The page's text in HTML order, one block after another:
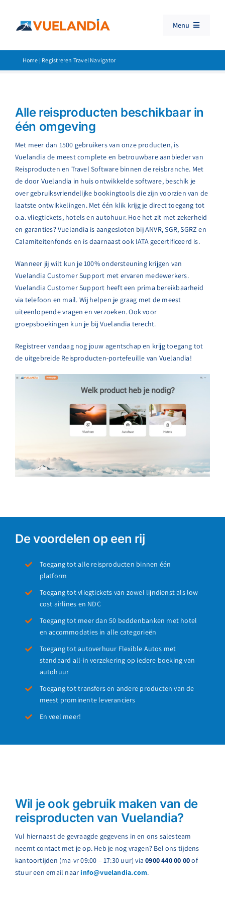
inhoud
Menu
Travel Booking Software
Customer Support
Zoeken
naar:
Home | Registreren Travel Navigator
Alle reisproducten beschikbaar in
één omgeving
Met meer dan 1500 gebruikers van onze producten, is
Vuelandia de meest complete en betrouwbare aanbieder van
Reisproducten en Travel Software binnen de reisbranche. Met
de door Vuelandia in huis ontwikkelde software, beschik je
over gebruiksvriendelijke bookingtools die zijn voorzien van de
laatste ontwikkelingen. Met één klik krijg je direct toegang tot
o.a. vliegtickets, hotels en autohuur. Hoe het zit met zekerheid
en garanties? Vuelandia is aangesloten bij ANVR, SGR, SGRZ en
Calamiteitenfonds en is daarnaast ook IATA gecertificeerd is.
Wanneer jij wilt kun je 100% ondersteuning krijgen van
Vuelandia Customer Support met ervaren medewerkers.
Vuelandia Customer Support heeft een prima bereikbaarheid
via telefoon en mail. Wij helpen je graag met de meest
uiteenlopende vragen en verzoeken. Ook voor
groepsboekingen kun je bij Vuelandia terecht.
Registreer vandaag nog jouw agentschap en krijg toegang tot
de uitgebreide Reisproducten-portefeuille van Vuelandia!
De voordelen op een rij
Toegang tot alle reisproducten binnen één
platform
Toegang tot vliegtickets van zowel lijndienst als low
cost airlines en NDC
Toegang tot meer dan 50 beddenbanken met hotel
en accommodaties in alle categorieën
Toegang tot autoverhuur Flexible Autos met
standaard all-in verzekering op iedere boeking van
autohuur
Toegang tot transfers en andere producten van de
meest prominente leveranciers
En veel meer!
Wil je ook gebruik maken van de
reisproducten van Vuelandia?
Vul hiernaast de gevraagde gegevens in en ons salesteam
neemt contact met je op. Heb je nog vragen? Bel ons tijdens
kantoortijden (ma-vr 09:00 – 17:30 uur) via0900 440 00 00of
stuur een email naar info@vuelandia.com.